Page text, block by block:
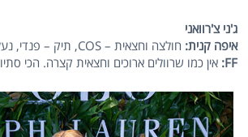
ג'ני צ'רוואני
איפה קנית: חולצה וחצאית – COS, תיק – פנדי, נעליים – זארה
FF: אין כמו שרוולים ארוכים וחצאית קצרה. הכי סתיו